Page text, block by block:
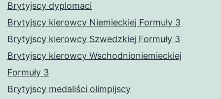
Brytyjscy dyplomaci
Brytyjscy kierowcy Niemieckiej Formuły 3
Brytyjscy kierowcy Szwedzkiej Formuły 3
Brytyjscy kierowcy Wschodnioniemieckiej
Formuły 3
Brytyjscy medaliści olimpijscy